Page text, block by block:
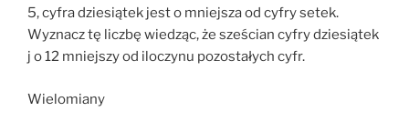
5, cyfra dziesiątek jest o mniejsza od cyfry setek.
Wyznacz tę liczbę wiedząc, że sześcian cyfry dziesiątek
j o 12 mniejszy od iloczynu pozostałych cyfr.
Wielomiany